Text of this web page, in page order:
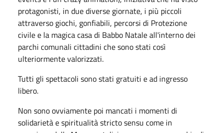
protagonisti, in due diverse giornate, i più piccoli
attraverso giochi, gonfiabili, percorsi di Protezione
civile e la magica casa di Babbo Natale all'interno dei
parchi comunali cittadini che sono stati così
ulteriormente valorizzati.
Tutti gli spettacoli sono stati gratuiti e ad ingresso
libero.
Non sono ovviamente poi mancati i momenti di
solidarietà e spiritualità stricto sensu come in